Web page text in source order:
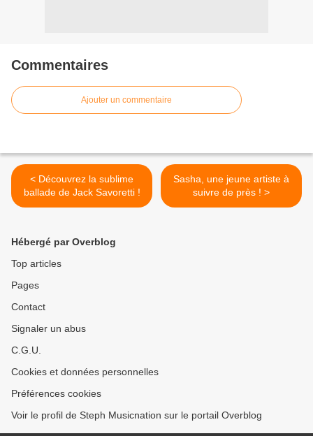
Commentaires
Ajouter un commentaire
< Découvrez la sublime
ballade de Jack Savoretti !
Sasha, une jeune artiste à
suivre de près ! >
Hébergé par Overblog
Top articles
Pages
Contact
Signaler un abus
C.G.U.
Cookies et données personnelles
Préférences cookies
Voir le profil de Steph Musicnation sur le portail Overblog